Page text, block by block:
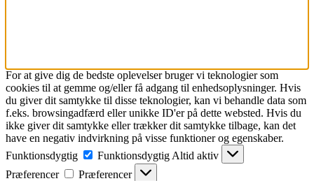
For at give dig de bedste oplevelser bruger vi teknologier som
cookies til at gemme og/eller få adgang til enhedsoplysninger. Hvis
du giver dit samtykke til disse teknologier, kan vi behandle data som
f.eks. browsingadfærd eller unikke ID'er på dette websted. Hvis du
ikke giver dit samtykke eller trækker dit samtykke tilbage, kan det
have en negativ indvirkning på visse funktioner og egenskaber.
Funktionsdygtig
Funktionsdygtig Altid aktiv
Præferencer
Præferencer